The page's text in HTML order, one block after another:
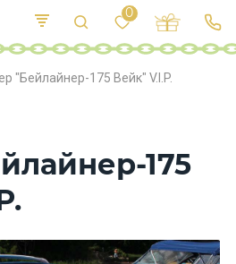
"Бейлайнер-175 Вейк" V.I.P.
175
0